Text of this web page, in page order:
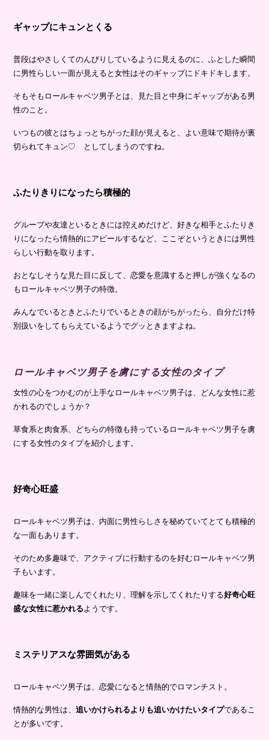
ギャップにキュンとくる
普段はやさしくてのんびりしているように見えるのに、ふとした瞬間
に男性らしい一面が見えると女性はそのギャップにドキドキします。
そもそもロールキャベツ男子とは、見た目と中身にギャップがある男
性のこと。
いつもの彼とはちょっとちがった顔が見えると、よい意味で期待が裏
切られてキュン♡ としてしまうのですね。
ふたりきりになったら積極的
グループや友達といるときには控えめだけど、好きな相手とふたりき
りになったら情熱的にアピールするなど、ここぞというときには男性
らしい行動を取ります。
おとなしそうな見た目に反して、恋愛を意識すると押しが強くなるの
もロールキャベツ男子の特徴。
みんなでいるときとふたりでいるときの顔がちがったら、自分だけ特
別扱いをしてもらえているようでグッときますよね。
ロールキャベツ男子を虜にする女性のタイプ
女性の心をつかむのが上手なロールキャベツ男子は、どんな女性に惹
かれるのでしょうか？
草食系と肉食系、どちらの特徴も持っているロールキャベツ男子を虜
にする女性のタイプを紹介します。
好奇心旺盛
ロールキャベツ男子は、内面に男性らしさを秘めていてとても積極的
な一面もあります。
そのため多趣味で、アクティブに行動するのを好むロールキャベツ男
子もいます。
趣味を一緒に楽しんでくれたり、理解を示してくれたりする好奇心旺
盛な女性に惹かれるようです。
ミステリアスな雰囲気がある
ロールキャベツ男子は、恋愛になると情熱的でロマンチスト。
情熱的な男性は、追いかけられるよりも追いかけたいタイプであるこ
とが多いです。